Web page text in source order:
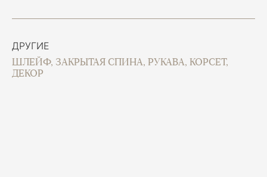
ДРУГИЕ
ШЛЕЙФ, ЗАКРЫТАЯ СПИНА, РУКАВА, КОРСЕТ,
ДЕКОР